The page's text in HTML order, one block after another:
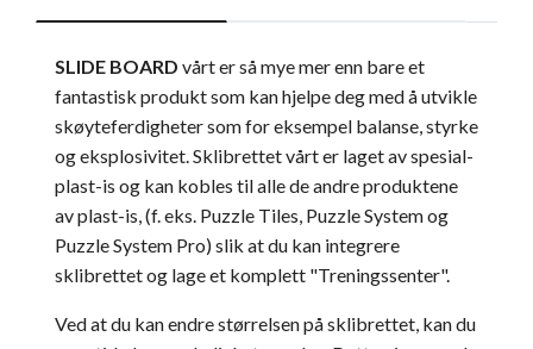
SLIDE BOARD vårt er så mye mer enn bare et
fantastisk produkt som kan hjelpe deg med å utvikle
skøyteferdigheter som for eksempel balanse, styrke
og eksplosivitet. Sklibrettet vårt er laget av spesial-
plast-is og kan kobles til alle de andre produktene
av plast-is, (f. eks. Puzzle Tiles, Puzzle System og
Puzzle System Pro) slik at du kan integrere
sklibrettet og lage et komplett "Treningssenter".
Ved at du kan endre størrelsen på sklibrettet, kan du